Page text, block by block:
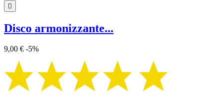

Disco armonizzante...
9,00 € -5%